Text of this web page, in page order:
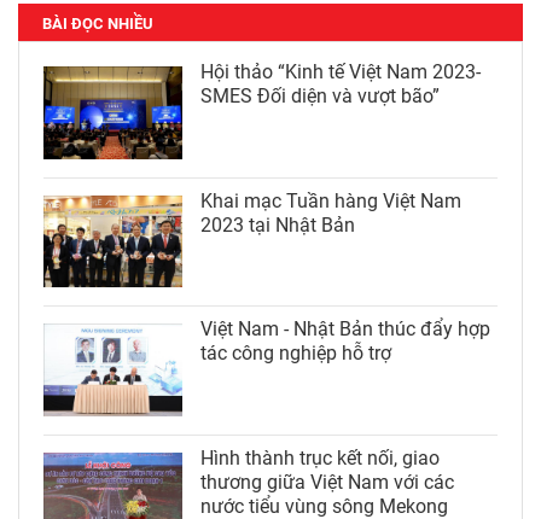
BÀI ĐỌC NHIỀU
Hội thảo “Kinh tế Việt Nam 2023-
SMES Đối diện và vượt bão”
Khai mạc Tuần hàng Việt Nam
2023 tại Nhật Bản
Việt Nam - Nhật Bản thúc đẩy hợp
tác công nghiệp hỗ trợ
Hình thành trục kết nối, giao
thương giữa Việt Nam với các
nước tiểu vùng sông Mekong